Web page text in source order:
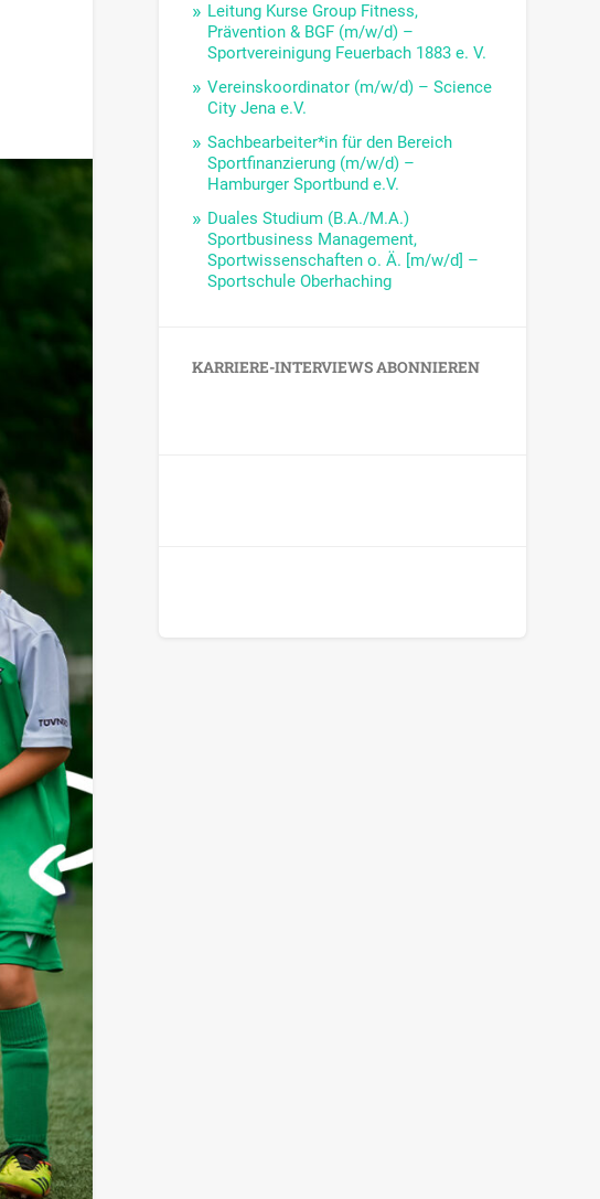
Leitung Kurse Group Fitness,
Prävention & BGF (m/w/d) –
Sportvereinigung Feuerbach 1883 e. V.
Vereinskoordinator (m/w/d) – Science
City Jena e.V.
Sachbearbeiter*in für den Bereich
Sportfinanzierung (m/w/d) –
Hamburger Sportbund e.V.
Duales Studium (B.A./M.A.)
Sportbusiness Management,
Sportwissenschaften o. Ä. [m/w/d] –
Sportschule Oberhaching
KARRIERE-INTERVIEWS ABONNIEREN